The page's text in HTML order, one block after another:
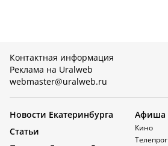
Контактная информация
Реклама на Uralweb
webmaster@uralweb.ru
Новости Екатеринбурга
Статьи
Афиша
Кино